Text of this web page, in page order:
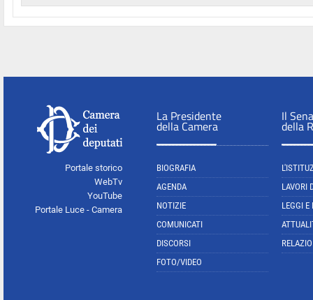
Portale storico
WebTv
YouTube
Portale Luce - Camera
La Presidente
della Camera
BIOGRAFIA
AGENDA
NOTIZIE
COMUNICATI
DISCORSI
FOTO/VIDEO
Il
della
LAVORI
LEGGI E